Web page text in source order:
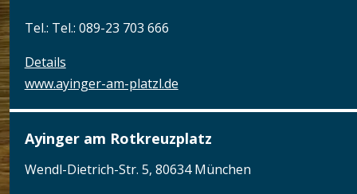
Tel.: Tel.: 089-23 703 666
Details
www.ayinger-am-platzl.de
Ayinger am Rotkreuzplatz
Wendl-Dietrich-Str. 5, 80634 München